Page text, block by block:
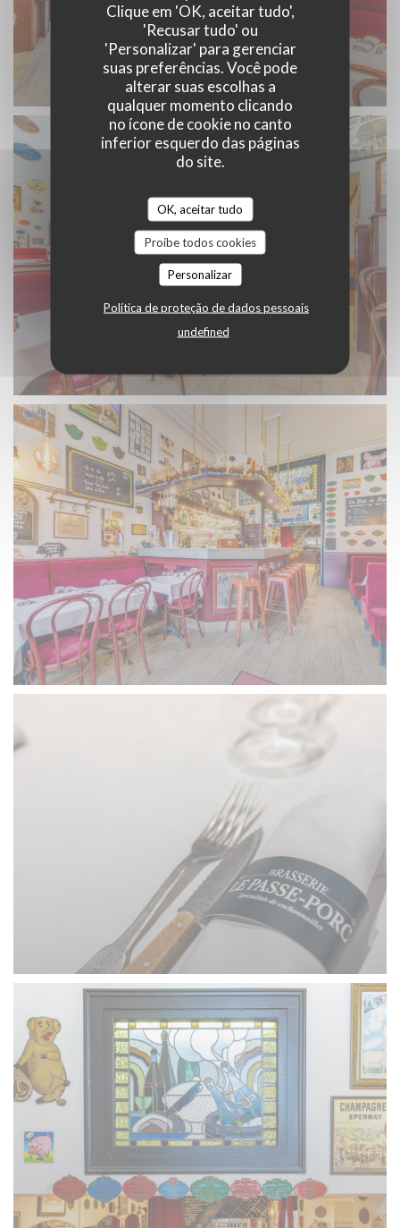
Clique em 'OK, aceitar tudo',
'Recusar tudo' ou
'Personalizar' para gerenciar
suas preferências. Você pode
alterar suas escolhas a
qualquer momento clicando
no ícone de cookie no canto
inferior esquerdo das páginas
do site.
OK, aceitar tudo
Proíbe todos cookies
Personalizar
Política de proteção de dados pessoais
undefined